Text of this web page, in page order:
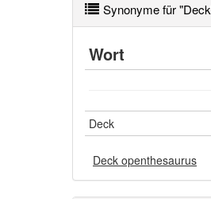
Synonyme für
Wort
Deck
Deck openthesaurus